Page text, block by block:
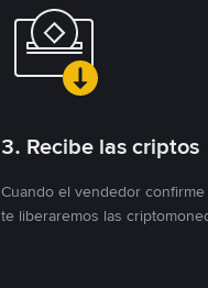
3. Recibe las criptos
Cuando el vendedor
te liberaremos las